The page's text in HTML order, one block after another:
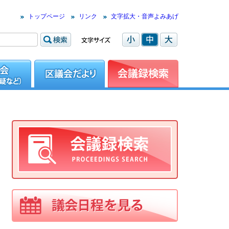
トップページ リンク 文字拡大・音声よみあげ